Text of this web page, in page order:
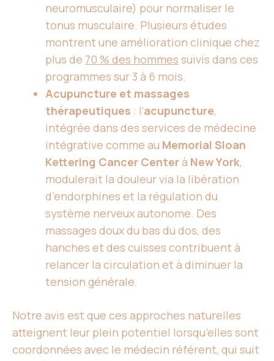
neuromusculaire) pour normaliser le
tonus musculaire. Plusieurs études
montrent une amélioration clinique chez
plus de 70 % des hommes suivis dans ces
programmes sur 3 à 6 mois.
Acupuncture et massages
thérapeutiques : l’acupuncture,
intégrée dans des services de médecine
intégrative comme au Memorial Sloan
Kettering Cancer Centerà New York,
modulerait la douleur via la libération
d’endorphines et la régulation du
système nerveux autonome. Des
massages doux du bas du dos, des
hanches et des cuisses contribuent à
relancer la circulation et à diminuer la
tension générale.
Notre avis est que ces approches naturelles
atteignent leur plein potentiel lorsqu’elles sont
coordonnées avec le médecin référent, qui suit